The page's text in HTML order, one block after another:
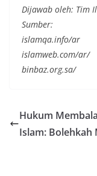
Dijawab oleh: Tim
Sumber:
islamqa.info/ar
islamweb.com/ar/
binbaz.org.sa/
Hukum
Islam: Bolehkah